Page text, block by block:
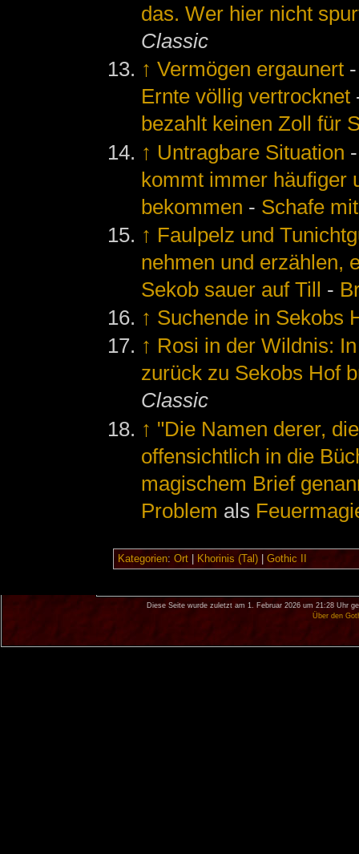
das. Wer hier nicht
Classic
↑ Vermögen ergaunert
Ernte völlig vertrocknet
bezahlt keinen Zoll für
↑ Untragbare Situation
kommt immer häufiger
bekommen - Schafe
↑ Faulpelz und
nehmen und erzählen,
Sekob sauer auf Till -
↑ Suchende in Sekobs
↑ Rosi in der Wildnis:
zurück zu Sekobs Hof
Classic
↑ "Die Namen derer,
offensichtlich in die
magischem Brief
Problem als
Kategorien: Ort| Khorinis (Tal)| Gothic II
Diese Seite wurde zuletzt am 1. Februar 2026 um 21:28 Uhr
Über den